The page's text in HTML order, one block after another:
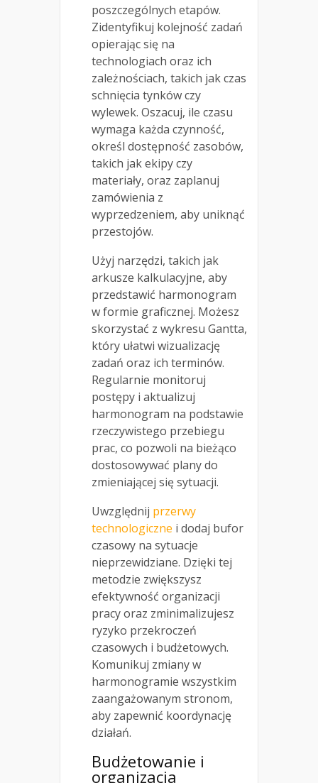
poszczególnych etapów.
Zidentyfikuj kolejność zadań
opierając się na
technologiach oraz ich
zależnościach, takich jak czas
schnięcia tynków czy
wylewek. Oszacuj, ile czasu
wymaga każda czynność,
określ dostępność zasobów,
takich jak ekipy czy
materiały, oraz zaplanuj
zamówienia z
wyprzedzeniem, aby uniknąć
przestojów.
Użyj narzędzi, takich jak
arkusze kalkulacyjne, aby
przedstawić harmonogram
w formie graficznej. Możesz
skorzystać z wykresu Gantta,
który ułatwi wizualizację
zadań oraz ich terminów.
Regularnie monitoruj
postępy i aktualizuj
harmonogram na podstawie
rzeczywistego przebiegu
prac, co pozwoli na bieżąco
dostosowywać plany do
zmieniającej się sytuacji.
Uwzględnij przerwy
technologiczne i dodaj bufor
czasowy na sytuacje
nieprzewidziane. Dzięki tej
metodzie zwiększysz
efektywność organizacji
pracy oraz zminimalizujesz
ryzyko przekroczeń
czasowych i budżetowych.
Komunikuj zmiany w
harmonogramie wszystkim
zaangażowanym stronom,
aby zapewnić koordynację
działań.
Budżetowanie i
organizacja